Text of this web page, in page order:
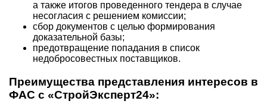
а также итогов проведенного тендера в случае
несогласия с решением комиссии;
сбор документов с целью формирования
доказательной базы;
предотвращение попадания в список
недобросовестных поставщиков.
Преимущества представления интересов в
ФАС с «СтройЭксперт24»: